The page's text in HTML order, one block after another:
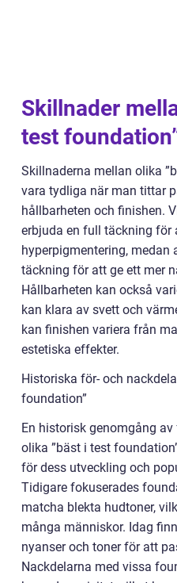
Skillnader
test
Skillnaderna mellan olika
vara tydliga när man tittar
hållbarheten och finishen.
erbjuda en full täckning för
hyperpigmentering, medan
täckning för att ge ett mer
Hållbarheten kan också
kan klara av svett och
kan finishen variera från
estetiska effekter.
Historiska för- och
foundation”
En historisk genomgång
olika ”bäst i test
för dess utveckling och
Tidigare fokuserades
matcha blekta hudtoner,
många människor. Idag
nyanser och toner för att
Nackdelarna med vissa